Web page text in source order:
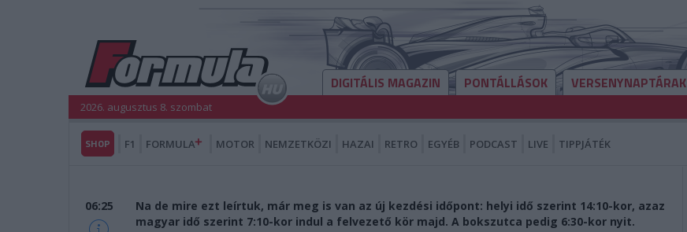
DIGITÁLIS MAGAZIN PONTÁLLÁSOK VERSENYNAPTÁRAK
2026. augusztus 8. szombat
SHOP F1 FORMULA MOTOR NEMZETKÖZI HAZAI RETRO EGYÉB PODCAST LIVE TIPPJÁTÉK
06:25
Na de mire ezt leírtuk, már meg is van az új kezdési időpont: helyi idő szerint 14:10-kor, azaz
magyar idő szerint 7:10-kor indul a felvezető kör majd. A bokszutca pedig 6:30-kor nyit.